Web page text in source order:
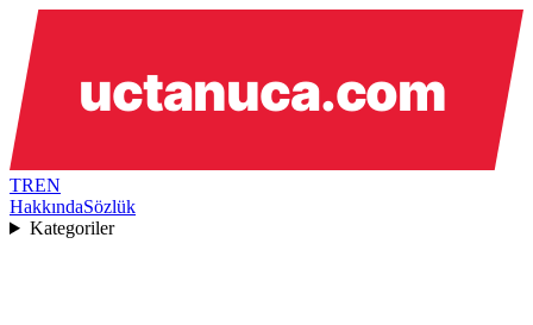
TREN
HakkındaSözlük
Kategoriler